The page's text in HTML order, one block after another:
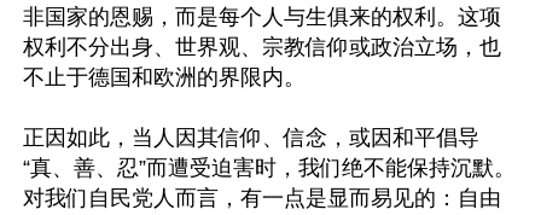
非国家的恩赐，而是每个人与生俱来的权利。这项
权利不分出身、世界观、宗教信仰或政治立场，也
不止于德国和欧洲的界限内。
正因如此，当人因其信仰、信念，或因和平倡导
“真、善、忍”而遭受迫害时，我们绝不能保持沉默。
对我们自民党人而言，有一点是显而易见的：自由